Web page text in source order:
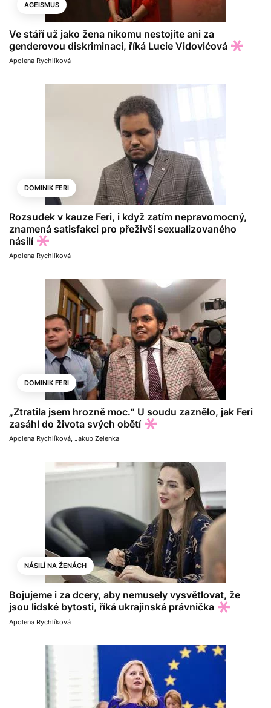
AGEISMUS
Ve stáří už jako žena nikomu nestojíte ani za
genderovou diskriminaci, říká Lucie Vidovićová
Apolena Rychlíková
DOMINIK FERI
Rozsudek v kauze Feri, i když zatím nepravomocný,
znamená satisfakci pro přeživší sexualizovaného
násilí
Apolena Rychlíková
DOMINIK FERI
„Ztratila jsem hrozně moc.“ U soudu zaznělo, jak Feri
zasáhl do života svých obětí
Apolena Rychlíková, Jakub Zelenka
NÁSILÍ NA ŽENÁCH
Bojujeme i za dcery, aby nemusely vysvětlovat, že
jsou lidské bytosti, říká ukrajinská právnička
Apolena Rychlíková